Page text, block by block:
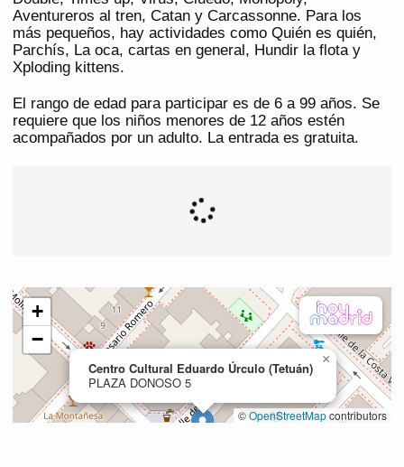
Aventureros al tren, Catan y Carcassonne. Para los
más pequeños, hay actividades como Quién es quién,
Parchís, La oca, cartas en general, Hundir la flota y
Xploding kittens.
El rango de edad para participar es de 6 a 99 años. Se
requiere que los niños menores de 12 años estén
acompañados por un adulto. La entrada es gratuita.